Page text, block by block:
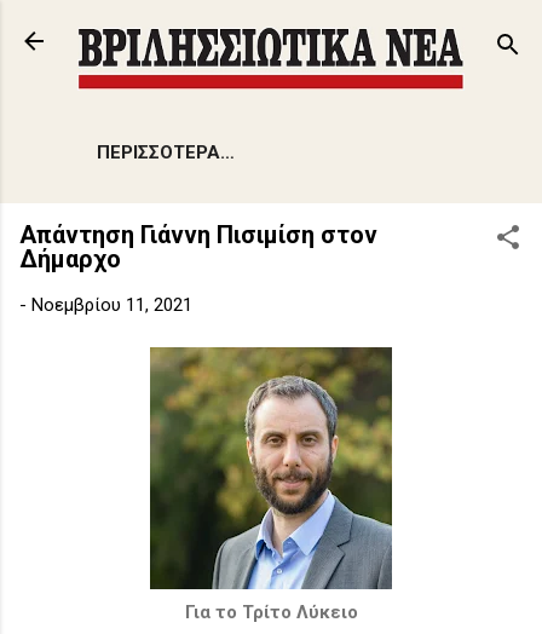
Μετάβαση στο κύριο περιεχόμενο
ΠΕΡΙΣΣΌΤΕΡΑ…
Απάντηση Γιάννη Πισιμίση στον
Δήμαρχο
- Νοεμβρίου 11, 2021
Για το Τρίτο Λύκειο